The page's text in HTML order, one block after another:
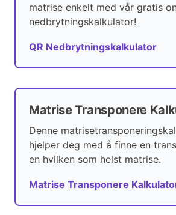
matrise enkelt med vår gratis
nedbrytningskalkulator!
QR Nedbrytningskalkulator
Matrise Transponere
Denne
hjelper deg med å finne en
en hvilken som helst matrise.
Matrise Transponere